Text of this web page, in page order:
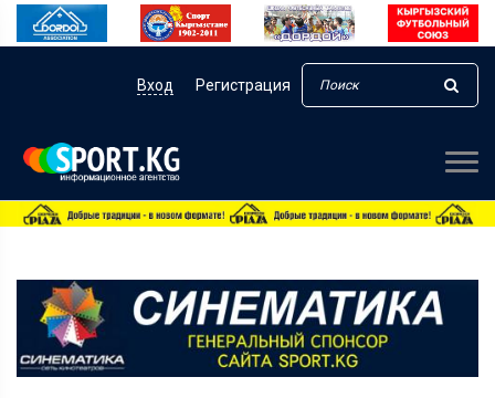
Вход Регистрация